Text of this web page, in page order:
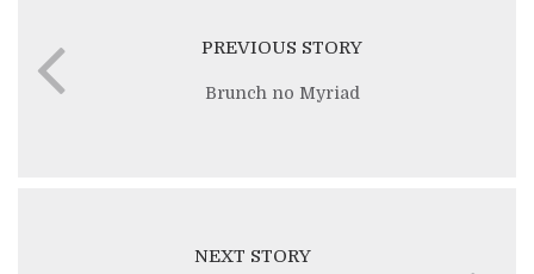
PREVIOUS STORY
Brunch no Myriad
NEXT STORY